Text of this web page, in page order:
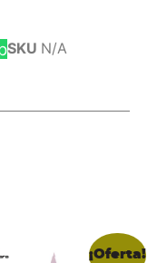
SKU N/A
¡Oferta!